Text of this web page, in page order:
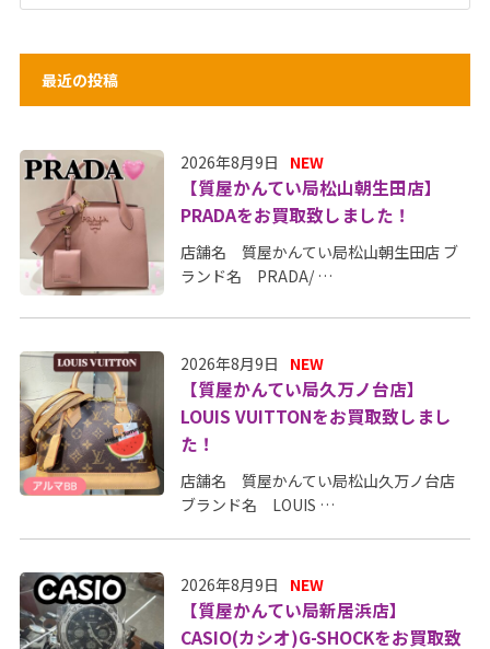
最近の投稿
2026年8月9日 NEW
【質屋かんてい局松山朝生田店】
PRADAをお買取致しました！
店舗名 質屋かんてい局松山朝生田店 ブ
ランド名 PRADA/ …
2026年8月9日 NEW
【質屋かんてい局久万ノ台店】
LOUIS VUITTONをお買取致しまし
た！
店舗名 質屋かんてい局松山久万ノ台店
ブランド名 LOUIS …
2026年8月9日 NEW
【質屋かんてい局新居浜店】
CASIO(カシオ)G-SHOCKをお買取致